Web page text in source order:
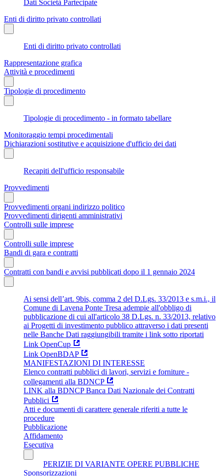
Dati Società Partecipate
Enti di diritto privato controllati
Enti di diritto privato controllati
Rappresentazione grafica
Attività e procedimenti
Tipologie di procedimento
Tipologie di procedimento - in formato tabellare
Monitoraggio tempi procedimentali
Dichiarazioni sostitutive e acquisizione d'ufficio dei dati
Recapiti dell'ufficio responsabile
Provvedimenti
Provvedimenti organi indirizzo politico
Provvedimenti dirigenti amministrativi
Controlli sulle imprese
Controlli sulle imprese
Bandi di gara e contratti
Contratti con bandi e avvisi pubblicati dopo il 1 gennaio 2024
Ai sensi dell’art. 9bis, comma 2 del D.Lgs. 33/2013 e s.m.i., il
Comune di Lavena Ponte Tresa adempie all'obbligo di
pubblicazione di cui all'articolo 38 D.Lgs. n. 33/2013, relativo
ai Progetti di investimento pubblico attraverso i dati presenti
nelle Banche Dati raggiungibili tramite i link sotto riportati
Link OpenCup
Link OpenBDAP
MANIFESTAZIONI DI INTERESSE
Elenco contratti pubblici di lavori, servizi e forniture -
collegamenti alla BDNCP
LINK alla BDNCP Banca Dati Nazionale dei Contratti
Pubblici
Atti e documenti di carattere generale riferiti a tutte le
procedure
Pubblicazione
Affidamento
Esecutiva
PERIZIE DI VARIANTE OPERE PUBBLICHE
Sponsorizzazioni